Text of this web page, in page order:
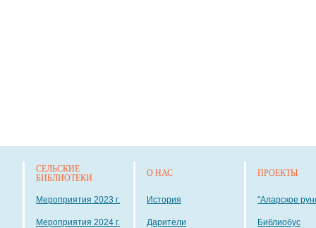
СЕЛЬСКИЕ
БИБЛИОТЕКИ
Мероприятия 2023 г.
Мероприятия 2024 г.
О НАС
История
Дарители
ПРОЕКТЫ
"Аларское
Библиобус